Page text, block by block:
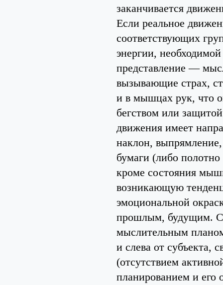
заканчивается
Если реальное
соответствующих
энергии,
представление —
вызывающие страх,
и в мышцах рук, что
бегством или
движения имеет
наклон,
бумаги (либо
кроме состояния
возникающую
эмоциональной
прошлым, будущим.
мыслительным
и слева от субъекта,
(отсутствием
планированием и его